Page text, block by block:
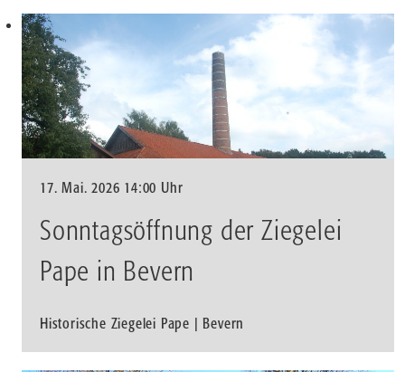
17. Mai. 2026 14:00 Uhr
Sonntagsöffnung der Ziegelei
Pape in Bevern
Historische Ziegelei Pape | Bevern